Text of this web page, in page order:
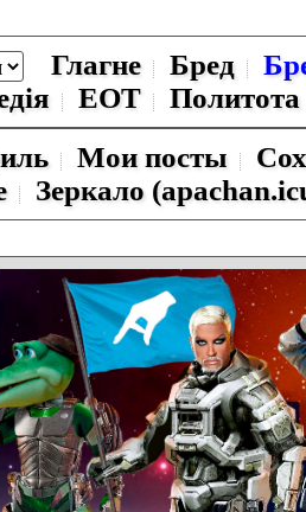
Глагне Бред
ЕОТ
Политота
Мои посты
Зеркало